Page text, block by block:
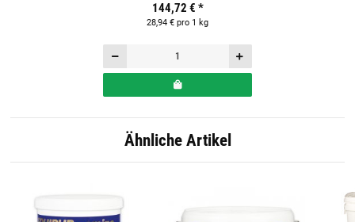
144,72 € *
28,94 € pro 1 kg
Ähnliche Artikel